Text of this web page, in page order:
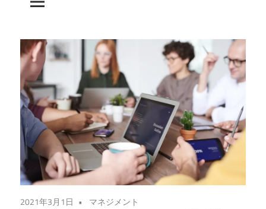
2021年3月1日 マネジメント